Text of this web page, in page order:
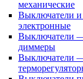
механические
Выключатели и
электронные
Выключатели —
диммеры
Выключатели